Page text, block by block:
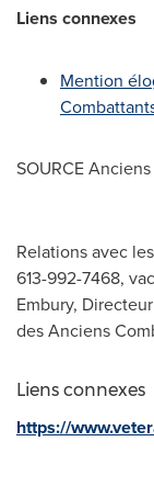
Liens connexes
Mention
SOURCE
Relations avec
613-992-7468,
Embury,
des Anciens
Liens connexes
https://